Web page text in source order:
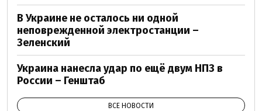
В Украине не осталось ни одной
неповрежденной электростанции –
Зеленский
Украина нанесла удар по ещё двум НПЗ в
России – Генштаб
ВСЕ НОВОСТИ